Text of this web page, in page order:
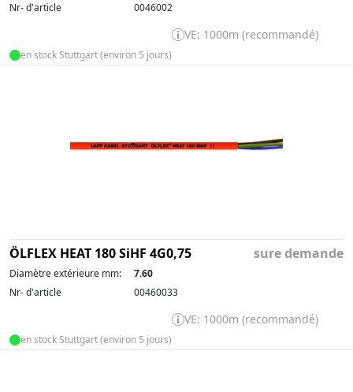
Nr- d'article
0046002
VE: 1000m (recommandé)
en stock Stuttgart (environ 5 jours)
ÖLFLEX HEAT 180 SiHF 4G0,75 sure demande
Diamètre extérieure mm:
7.60
Nr- d'article
00460033
VE: 1000m (recommandé)
en stock Stuttgart (environ 5 jours)